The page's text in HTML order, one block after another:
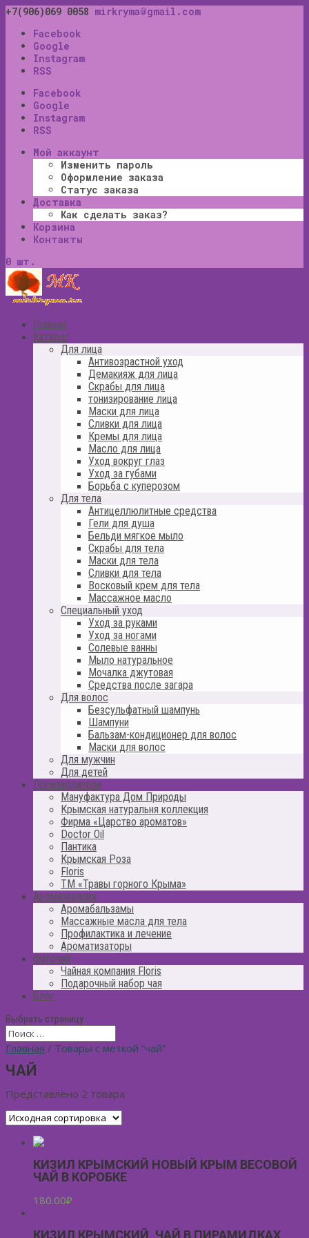
+7(906)069 0058 mirkryma@gmail.com
Facebook
Google
Instagram
RSS
Facebook
Google
Instagram
RSS
Мой аккаунт
Изменить пароль
Оформление заказа
Статус заказа
Доставка
Как сделать заказ?
Корзина
Контакты
0 шт.
Главная
Каталог
Для лица
Антивозрастной уход
Демакияж для лица
Скрабы для лица
тонизирование лица
Маски для лица
Сливки для лица
Кремы для лица
Масло для лица
Уход вокруг глаз
Уход за губами
Борьба с куперозом
Для тела
Антицеллюлитные средства
Гели для душа
Бельди мягкое мыло
Скрабы для тела
Маски для тела
Сливки для тела
Восковый крем для тела
Массажное масло
Специальный уход
Уход за руками
Уход за ногами
Солевые ванны
Мыло натуральное
Мочалка джутовая
Средства после загара
Для волос
Безсульфатный шампунь
Шампуни
Бальзам-кондиционер для волос
Маски для волос
Для мужчин
Для детей
Производители
Мануфактура Дом Природы
Крымская натуральня коллекция
Фирма «Царство ароматов»
Doctor Oil
Пантика
Крымская Роза
Floris
ТМ «Травы горного Крыма»
Ароматерапия
Аромабальзамы
Массажные масла для тела
Профилактика и лечение
Ароматизаторы
Фиточай
Чайная компания Floris
Подарочный набор чая
Блог
Выбрать страницу
Главная / Товары с меткой “чай”
ЧАЙ
Представлено 2 товара
КИЗИЛ КРЫМСКИЙ НОВЫЙ КРЫМ ВЕСОВОЙ
ЧАЙ В КОРОБКЕ
180.00₽
КИЗИЛ КРЫМСКИЙ, ЧАЙ В ПИРАМИДКАХ